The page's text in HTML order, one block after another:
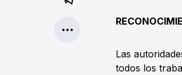
Las
todos los